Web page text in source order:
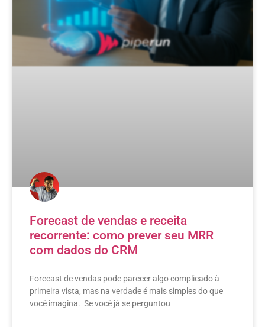
Forecast de vendas e receita
recorrente: como prever seu MRR
com dados do CRM
Forecast de vendas pode parecer algo complicado à
primeira vista, mas na verdade é mais simples do que
você imagina. Se você já se perguntou